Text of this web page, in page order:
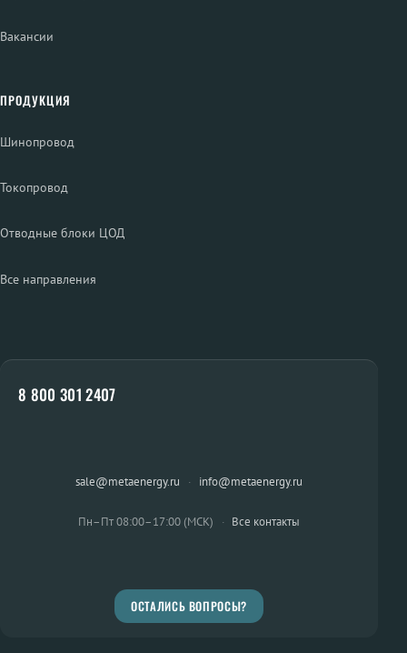
Вакансии
ПРОДУКЦИЯ
Шинопровод
Токопровод
Отводные блоки ЦОД
Все направления
8 800 301 2407
sale@metaenergy.ru · info@metaenergy.ru
Пн–Пт 08:00–17:00 (МСК) · Все контакты
ОСТАЛИСЬ ВОПРОСЫ?